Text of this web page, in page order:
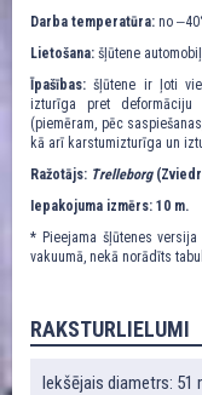
Darba temperatūra: no
Lietošana: šļūtene
Īpašības: šļūtene ir ļoti
izturīga pret deformāciju
(piemēram, pēc
kā arī karstumizturīga un
Ražotājs: Trelleborg
Iepakojuma izmērs: 10 m.
* Pieejama šļūtenes
vakuumā, nekā norādīts
RAKSTURLIELUMI
Iekšējais diametrs: 51